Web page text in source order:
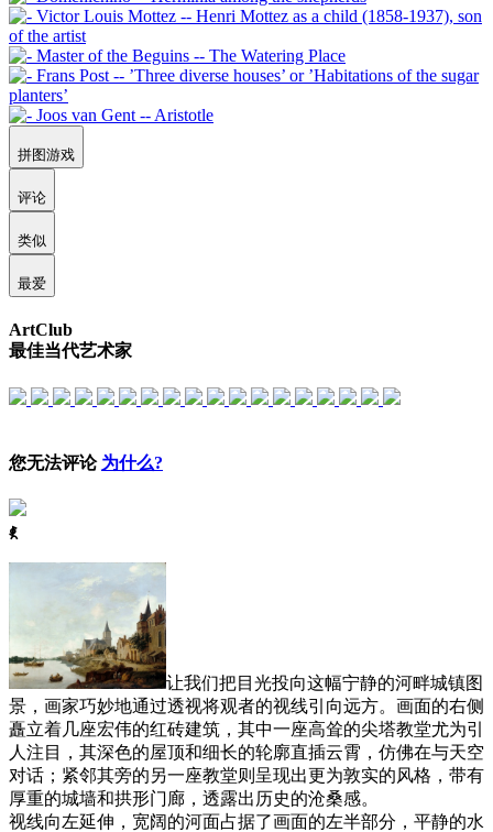
拼图游戏
评论
类似
最爱
ArtClub
最佳当代艺术家
您无法评论 为什么?
ꈅ
让我们把目光投向这幅宁静的河畔城镇图
景，画家巧妙地通过透视将观者的视线引向远方。画面的右侧
矗立着几座宏伟的红砖建筑，其中一座高耸的尖塔教堂尤为引
人注目，其深色的屋顶和细长的轮廓直插云霄，仿佛在与天空
对话；紧邻其旁的另一座教堂则呈现出更为敦实的风格，带有
厚重的城墙和拱形门廊，透露出历史的沧桑感。
视线向左延伸，宽阔的河面占据了画面的左半部分，平静的水